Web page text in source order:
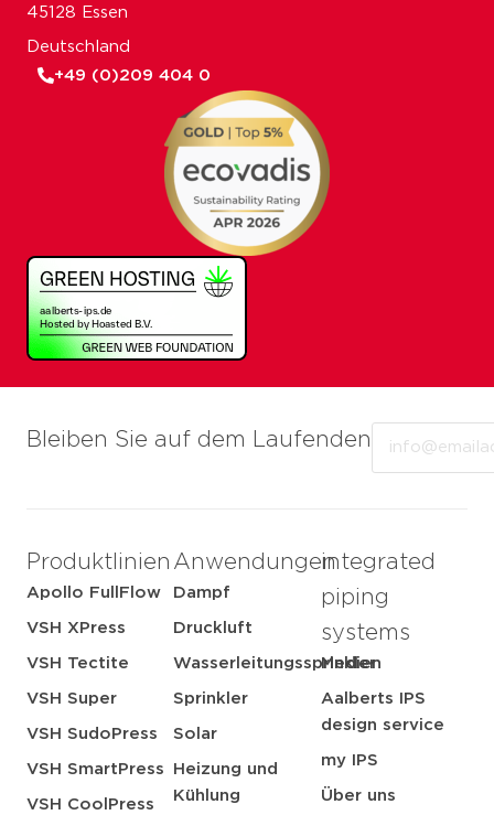
Bleiben Sie auf dem Laufenden
Produktlinien
Apollo FullFlow
VSH XPress
VSH Tectite
VSH Super
VSH SudoPress
VSH SmartPress
VSH CoolPress
Anwendungen
Dampf
Druckluft
Wasserleitungssprinkler
Sprinkler
Solar
Heizung und
Kühlung
integrated
piping
systems
Medien
Aalberts IPS
design service
my IPS
Über uns
45128 Essen
Deutschland
+49 (0)209 404 0